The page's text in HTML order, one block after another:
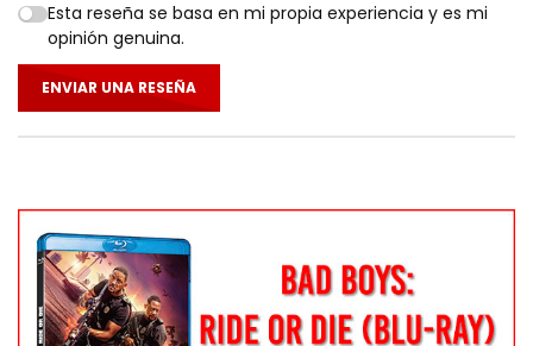
Esta reseña se basa en mi propia experiencia y es mi
opinión genuina.
ENVIAR UNA RESEÑA